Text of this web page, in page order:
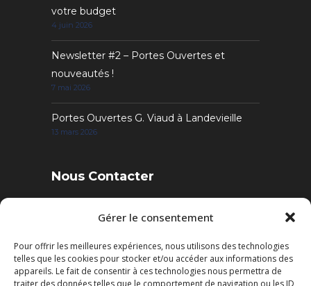
Gérer le consentement
Pour offrir les meilleures expériences, nous utilisons des technologies
telles que les cookies pour stocker et/ou accéder aux informations des
appareils. Le fait de consentir à ces technologies nous permettra de
traiter des données telles que le comportement de navigation ou les ID
votre budget
4 juin 2026
Newsletter #2 – Portes Ouvertes et
nouveautés !
7 mai 2026
Portes Ouvertes G. Viaud à Landevieille
13 mars 2026
Nous Contacter
4 Rue des Sables, 85220 Landevieille
Tél. : 02 51 22 95 52
Fax : 02 51 22 95 50